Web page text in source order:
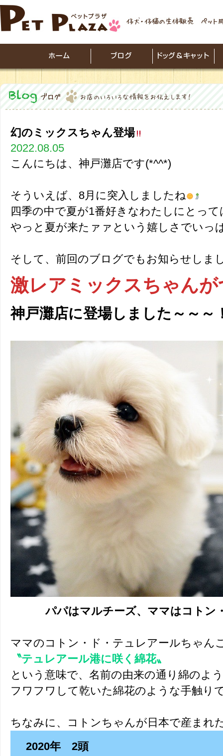
幻のミックスちゃん登場
2022.08.05
こんにちは、神戸灘店です(*^^*)
そういえば、8月に突入しましたね
四季の中で夏が1番好きなわたしにとって
やっと夏が来たァァという嬉しさでいっ
そして、前回のブログでもお知らせしま
激レアミックスちゃん
神戸灘店に登場しました～～～
パパはマルチーズ、ママはコトン
ママのコトン・ド・テュレアールちゃん
〝テュレアール港に咲く綿花〟
という意味で、名前の由来の通り綿のよ
フワフワして乾いた綿花のような手触り
ちなみに、コトンちゃんが日本で産まれ
2020年 2頭